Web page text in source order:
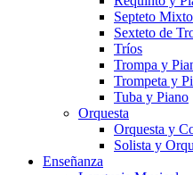
Septeto Mixto
Sexteto de
Tríos
Trompa y
Trompeta y
Tuba y Piano
Orquesta
Orquesta y
Solista y
Enseñanza